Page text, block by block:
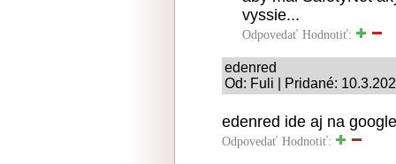
vyssie...
Odpovedať Hodnotiť:
edenred
Od: Fuli | Pridané:
edenred ide aj na
Odpovedať Hodnotiť: